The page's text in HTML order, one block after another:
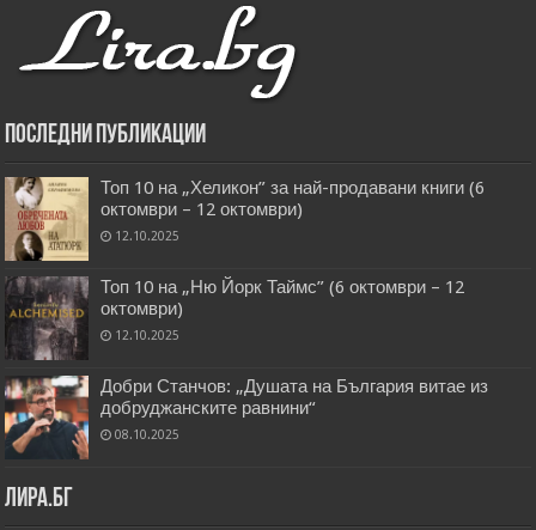
Последни публикации
Топ 10 на „Хеликон” за най-продавани книги (6
октомври – 12 октомври)
12.10.2025
Топ 10 на „Ню Йорк Таймс” (6 октомври – 12
октомври)
12.10.2025
Добри Станчов: „Душата на България витае из
добруджанските равнини“
08.10.2025
Лира.бг